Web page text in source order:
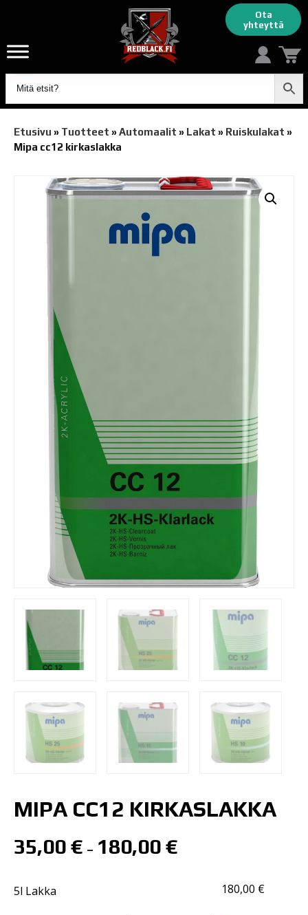
Ota
yhteyttä
Etusivu » Tuotteet » Automaalit » Lakat » Ruiskulakat »
Mipa cc12 kirkaslakka
MIPA CC12 KIRKASLAKKA
35,00 € – 180,00 €
5l Lakka 180,00 €